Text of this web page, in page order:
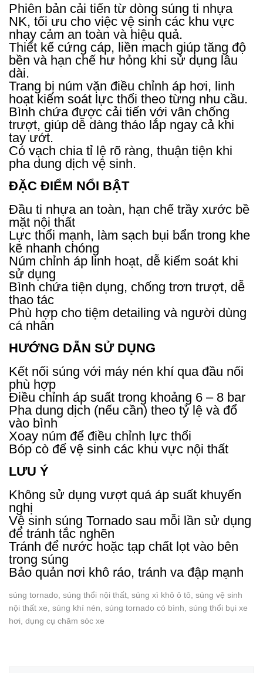
Phiên bản cải tiến từ dòng súng ti nhựa
NK, tối ưu cho việc vệ sinh các khu vực
nhạy cảm an toàn và hiệu quả.
Thiết kế cứng cáp, liền mạch giúp tăng độ
bền và hạn chế hư hỏng khi sử dụng lâu
dài.
Trang bị núm vặn điều chỉnh áp hơi, linh
hoạt kiểm soát lực thổi theo từng nhu cầu.
Bình chứa được cải tiến với vân chống
trượt, giúp dễ dàng tháo lắp ngay cả khi
tay ướt.
Có vạch chia tỉ lệ rõ ràng, thuận tiện khi
pha dung dịch vệ sinh.
ĐẶC ĐIỂM NỔI BẬT
Đầu ti nhựa an toàn, hạn chế trầy xước bề
mặt nội thất
Lực thổi mạnh, làm sạch bụi bẩn trong khe
kẽ nhanh chóng
Núm chỉnh áp linh hoạt, dễ kiểm soát khi
sử dụng
Bình chứa tiện dụng, chống trơn trượt, dễ
thao tác
Phù hợp cho tiệm detailing và người dùng
cá nhân
HƯỚNG DẪN SỬ DỤNG
Kết nối súng với máy nén khí qua đầu nối
phù hợp
Điều chỉnh áp suất trong khoảng 6 – 8 bar
Pha dung dịch (nếu cần) theo tỷ lệ và đổ
vào bình
Xoay núm để điều chỉnh lực thổi
Bóp cò để vệ sinh các khu vực nội thất
LƯU Ý
Không sử dụng vượt quá áp suất khuyến
nghị
Vệ sinh súng Tornado sau mỗi lần sử dụng
để tránh tắc nghẽn
Tránh để nước hoặc tạp chất lọt vào bên
trong súng
Bảo quản nơi khô ráo, tránh va đập mạnh
súng tornado, súng thổi nội thất, súng xì khô ô tô, súng vệ sinh
nội thất xe, súng khí nén, súng tornado có bình, súng thổi bụi xe
hơi, dụng cụ chăm sóc xe